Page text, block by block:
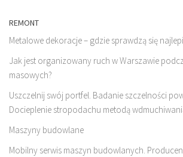
REMONT
Metalowe dekoracje – gdzie sprawdzą się
Jak jest organizowany ruch w Warszawie
masowych?
Uszczelnij swój portfel. Badanie szczelności
Docieplenie stropodachu metodą
Maszyny budowlane
Mobilny serwis maszyn budowlanych.